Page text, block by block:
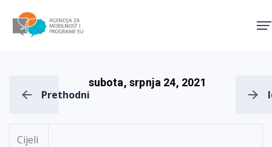
Prethodni
subota, srpnja 24, 2021
Cijeli